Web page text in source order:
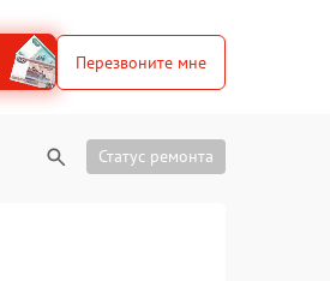
Перезвоните мне
Статус ремонта